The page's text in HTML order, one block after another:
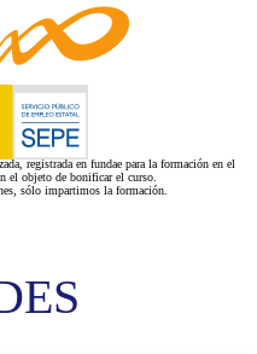
registrada en fundae para la formación en el
el objeto de bonificar el curso.
sólo impartimos la formación.